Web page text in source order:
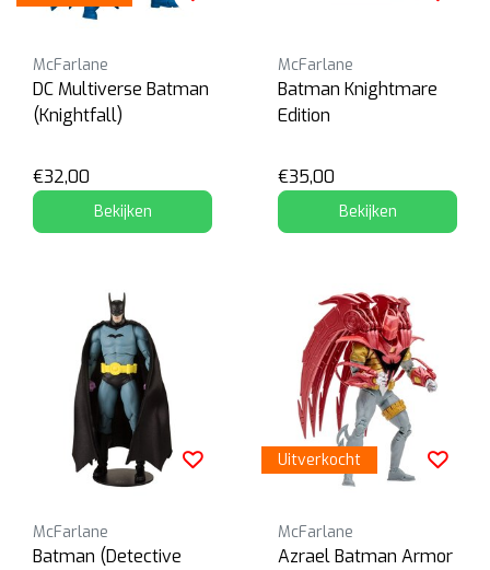
McFarlane
DC Multiverse Batman
(Knightfall)
€32,00
Bekijken
McFarlane
Batman Knightmare
Edition
€35,00
Bekijken
McFarlane
Batman (Detective
Uitverkocht
McFarlane
Azrael Batman Armor